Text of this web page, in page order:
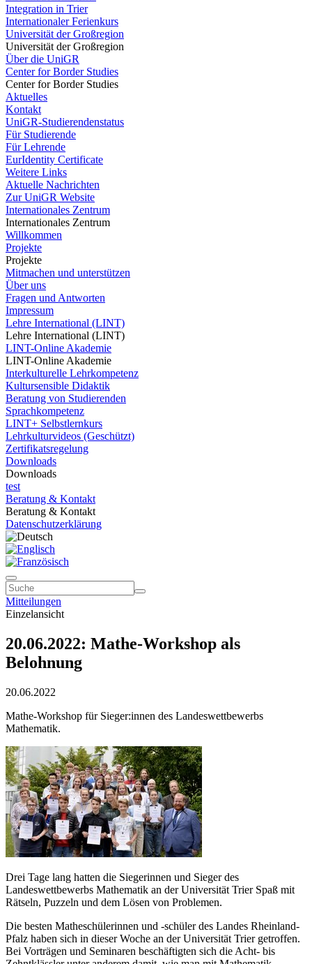
Integration in Trier
Internationaler Ferienkurs
Universität der Großregion
Universität der Großregion
Über die UniGR
Center for Border Studies
Center for Border Studies
Aktuelles
Kontakt
UniGR-Studierendenstatus
Für Studierende
Für Lehrende
EurIdentity Certificate
Weitere Links
Aktuelle Nachrichten
Zur UniGR Website
Internationales Zentrum
Internationales Zentrum
Willkommen
Projekte
Projekte
Mitmachen und unterstützen
Über uns
Fragen und Antworten
Impressum
Lehre International (LINT)
Lehre International (LINT)
LINT-Online Akademie
LINT-Online Akademie
Interkulturelle Lehrkompetenz
Kultursensible Didaktik
Beratung von Studierenden
Sprachkompetenz
LINT+ Selbstlernkurs
Lehrkulturvideos (Geschützt)
Zertifikatsregelung
Downloads
Downloads
test
Beratung & Kontakt
Beratung & Kontakt
Datenschutzerklärung
Mitteilungen
Einzelansicht
20.06.2022: Mathe-Workshop als
Belohnung
20.06.2022
Mathe-Workshop für Sieger:innen des Landeswettbewerbs
Mathematik.
Drei Tage lang hatten die Siegerinnen und Sieger des
Landeswettbewerbs Mathematik an der Universität Trier Spaß mit
Rätseln, Puzzeln und dem Lösen von Problemen.
Die besten Matheschülerinnen und -schüler des Landes Rheinland-
Pfalz haben sich in dieser Woche an der Universität Trier getroffen.
Bei Vorträgen und Seminaren beschäftigten sich die Acht- bis